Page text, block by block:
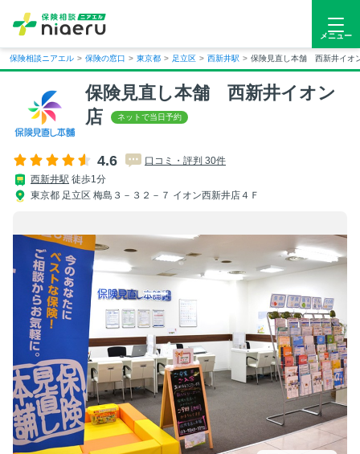
メニュー
保険相談ニアエル > 保険の窓口 > 東京都 > 足立区 > 西新井駅 > 保険見直し本舗 西新井イオ
保険見直し本舗 西新井イオン
店
4.6
口コミ・評判 30件
西新井駅 徒歩1分
東京都 足立区 梅島３－３２－７ イオン西新井店４Ｆ